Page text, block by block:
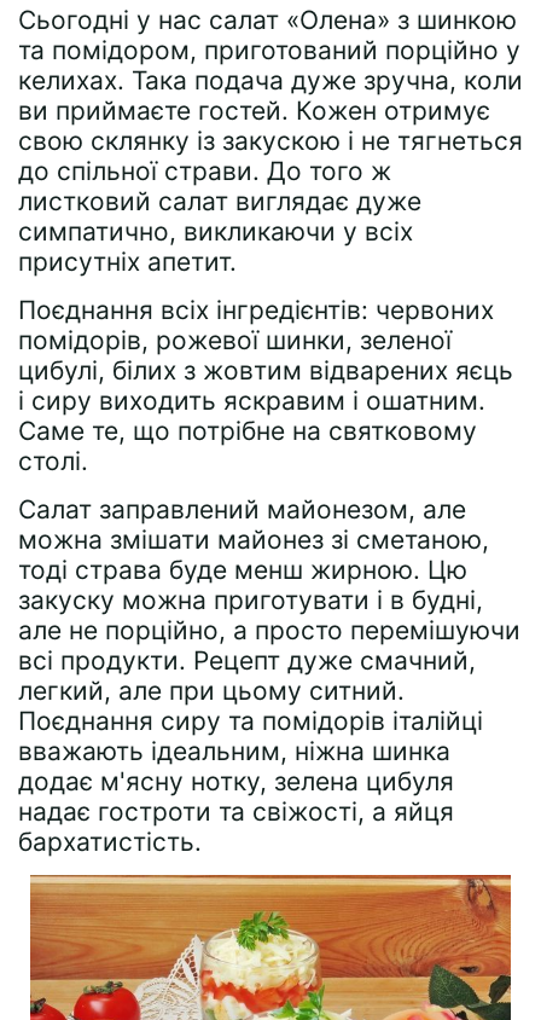
Сьогодні у нас салат «Олена» з шинкою
та помідором, приготований порційно у
келихах. Така подача дуже зручна, коли
ви приймаєте гостей. Кожен отримує
свою склянку із закускою і не тягнеться
до спільної страви. До того ж
листковий салат виглядає дуже
симпатично, викликаючи у всіх
присутніх апетит.
Поєднання всіх інгредієнтів: червоних
помідорів, рожевої шинки, зеленої
цибулі, білих з жовтим відварених яєць
і сиру виходить яскравим і ошатним.
Саме те, що потрібне на святковому
столі.
Салат заправлений майонезом, але
можна змішати майонез зі сметаною,
тоді страва буде менш жирною. Цю
закуску можна приготувати і в будні,
але не порційно, а просто перемішуючи
всі продукти. Рецепт дуже смачний,
легкий, але при цьому ситний.
Поєднання сиру та помідорів італійці
вважають ідеальним, ніжна шинка
додає м'ясну нотку, зелена цибуля
надає гостроти та свіжості, а яйця
бархатистість.